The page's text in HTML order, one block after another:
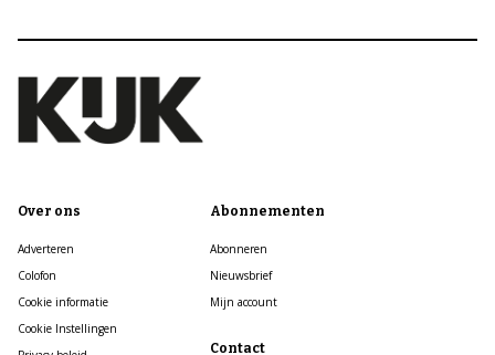
Over ons
Adverteren
Colofon
Cookie informatie
Cookie Instellingen
Abonnementen
Abonneren
Nieuwsbrief
Mijn account
Contact